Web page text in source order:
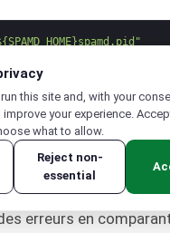
cette commande pour
:
erreurs en
this site and, with your
your experience.
what to allow.
Reject non-
essential